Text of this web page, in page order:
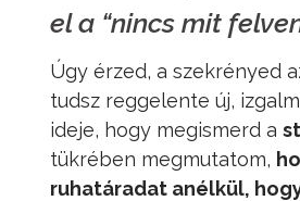
el a “nincs mit
Úgy érzed, a szekrényed
tudsz reggelente új,
ideje, hogy megismerd a
tükrében megmutatom,
ruhatáradat anélkül,